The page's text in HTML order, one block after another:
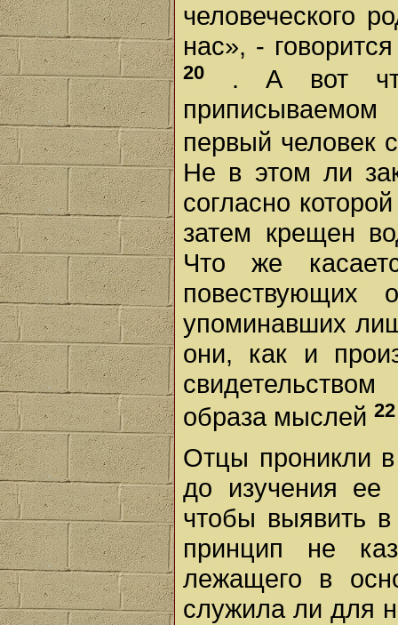
человеческого
нас», -
20
. А вот
первый человек
Не в этом ли
согласно
затем крещен
Что же
упоминавших
они, как и
свидетельством
образа мыслей 22
Отцы проникли
до изучения ее
чтобы выявить
принцип не
лежащего в
служила ли для